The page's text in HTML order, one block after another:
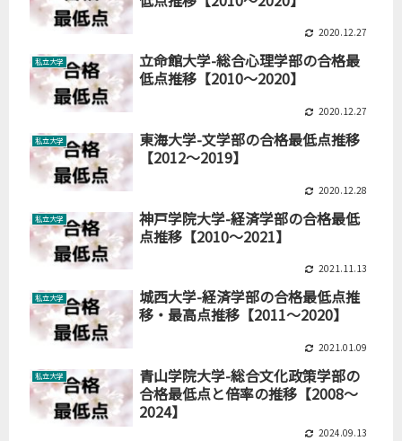
2020.12.27
私立大学
立命館大学-総合心理学部の合格最
低点推移【2010～2020】
2020.12.27
私立大学
東海大学-文学部の合格最低点推移
【2012～2019】
2020.12.28
私立大学
神戸学院大学-経済学部の合格最低
点推移【2010～2021】
2021.11.13
私立大学
城西大学-経済学部の合格最低点推
移・最高点推移【2011～2020】
2021.01.09
私立大学
青山学院大学-総合文化政策学部の
合格最低点と倍率の推移【2008～
2024】
2024.09.13